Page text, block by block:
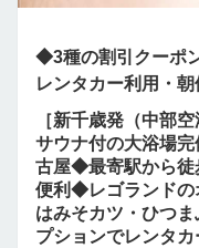
◆3種の割引クーポ
レンタカー利用・
［新千歳発（中部
サウナ付の大浴場
古屋◆最寄駅から徒
便利◆レゴランド
はみそカツ・ひつ
プションでレンタカ